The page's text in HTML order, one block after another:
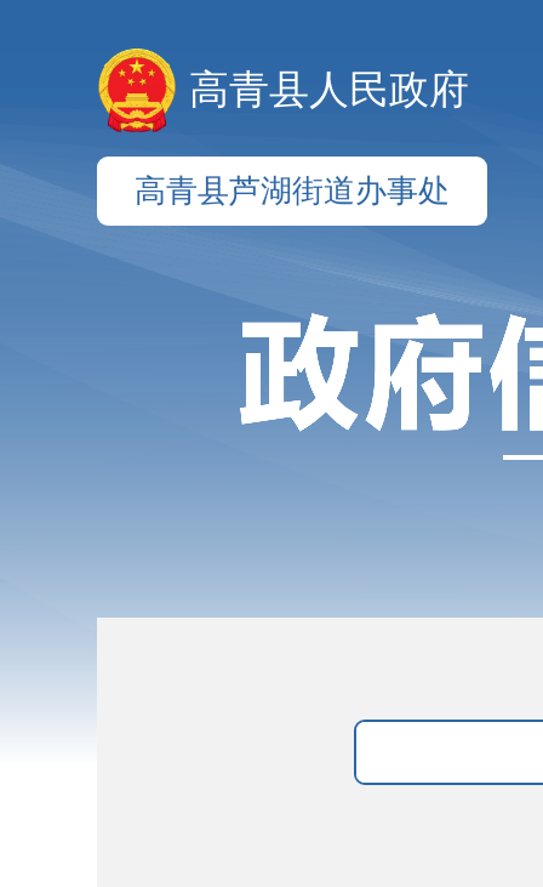
高青县人民政府
高青县芦湖街道办事处